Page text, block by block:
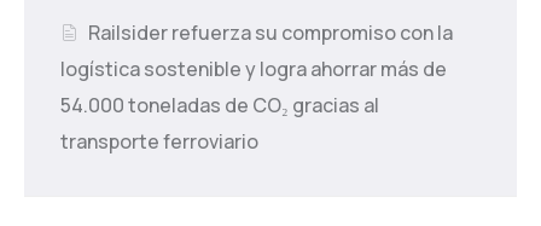
Railsider refuerza su compromiso con la
logística sostenible y logra ahorrar más de
54.000 toneladas de CO₂ gracias al
transporte ferroviario